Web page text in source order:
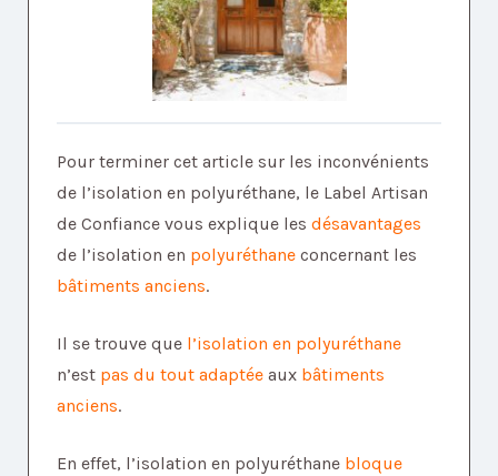
Pour terminer cet article sur les inconvénients
de l’isolation en polyuréthane, le Label Artisan
de Confiance vous explique les désavantages
de l’isolation en polyuréthane concernant les
bâtiments anciens.
Il se trouve que l’isolation en polyuréthane
n’est pas du tout adaptée aux bâtiments
anciens.
En effet, l’isolation en polyuréthane bloque